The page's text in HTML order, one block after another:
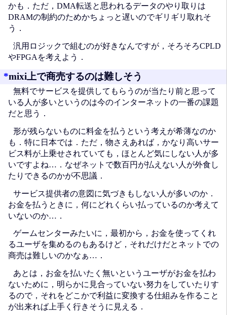
かも．ただ，DMA転送と思われるデータのやり取りは
DRAMの制約のためかちょっと遅いのでギリギリ取れそ
う．
汎用ロジックで組むのが好きなんですが，そろそろCPLD
やFPGAを考えよう．
*mixi上で商売するのは難しそう
無料でサービスを提供してもらうのが当たり前と思って
いる人が多いというのは今のインターネットの一番の課題
だと思う．
形が残らないものに料金を払うという考えが希薄なのか
も．特に日本では．ただ，物さえあれば，かなり高いサー
ビス料が上乗せされていても，ほとんど気にしない人が多
いですよね…．なぜネットで数百円が払えない人が外食し
たりできるのかが不思議．
サービス提供者の意図に気づきもしない人が多いのか．
お金を払うときに，何にどれくらい払っているのか考えて
いないのか…．
ゲームセンターみたいに，最初から，お金を使ってくれ
るユーザを集めるのもあるけど，それだけだとネットでの
商売は難しいのかなぁ…．
あとは，お金を払いたく無いというユーザがお金を払わ
ないために，明らかに見合っていない努力をしていたりす
るので，それをどこかで利益に変換する仕組みを作ること
が出来れば上手く行きそうに見える．